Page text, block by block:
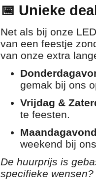
📅 Unieke
Net als bij onze
van een feestje
van onze extra
gemak bij ons
Vrijdag &
te feesten.
weekend bij
De huurprijs is
specifieke